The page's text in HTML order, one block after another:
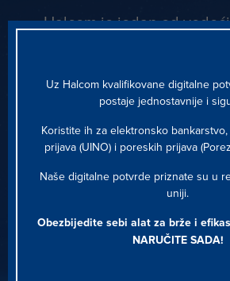
Halcom je jedan od
rješenja za digitalno
3
Uz Halcom kvalifikovane digitalne
postaje jednostavnije i
Koristite ih za elektronsko
prijava (UINO) i poreskih prijava
Naše digitalne potvrde priznate su u
uniji.
Obezbijedite sebi alat za brže i
NARUČITE SADA!